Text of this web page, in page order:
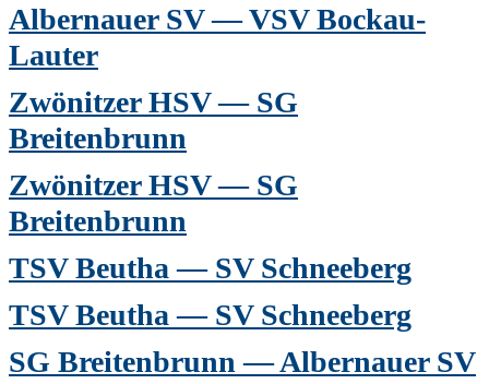
Albernauer SV — VSV Bockau-
Lauter
Zwönitzer HSV — SG
Breitenbrunn
Zwönitzer HSV — SG
Breitenbrunn
TSV Beutha — SV Schneeberg
TSV Beutha — SV Schneeberg
SG Breitenbrunn — Albernauer SV